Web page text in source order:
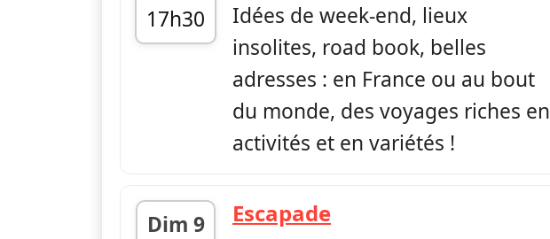
17h30
fin 17h54
Idées de week-end, lieux
insolites, road book, belles
adresses : en France ou au bout
du monde, des voyages riches en
activités et en variétés !
Dim 9
Escapade— Escapade